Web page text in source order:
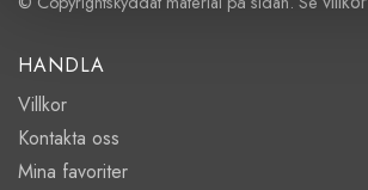
HANDLA
Villkor
Kontakta oss
Mina favoriter